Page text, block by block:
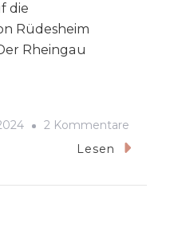
die
Rüdesheim
Rheingau
2 Kommentare
Lesen